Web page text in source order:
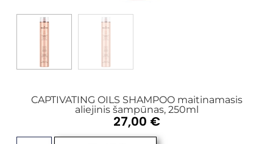
CAPTIVATING OILS SHAMPOO maitinamasis
aliejinis šampūnas, 250ml
27,00 €